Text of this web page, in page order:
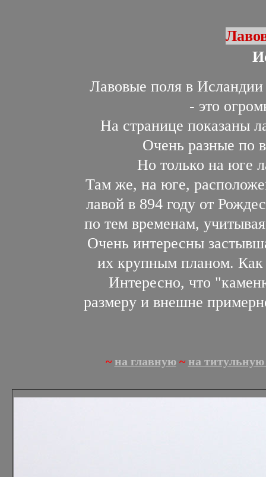
Лавовые поля в
- это
На странице показаны
Очень разные по
Но только на юге
Там же, на юге,
лавой в 894 году от
по тем временам,
Очень интересны
их крупным планом. Как
Интересно, что
размеру и внешне
~ на главную ~ на